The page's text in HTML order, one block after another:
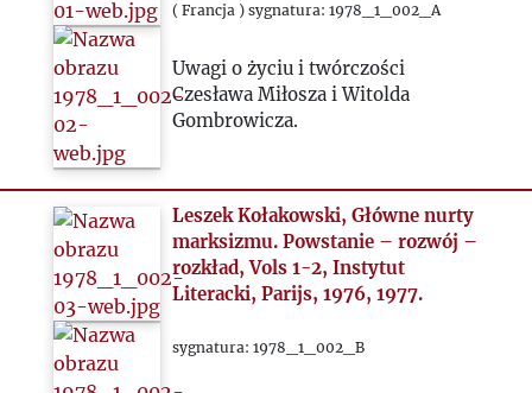
1993
( Francja ) sygnatura: 1978_1_002_A
Uwagi o życiu i twórczości
Czesława Miłosza i Witolda
Gombrowicza.
Leszek Kołakowski, Główne nurty
marksizmu. Powstanie – rozwój –
rozkład, Vols 1-2, Instytut
Literacki, Parijs, 1976, 1977.
sygnatura: 1978_1_002_B